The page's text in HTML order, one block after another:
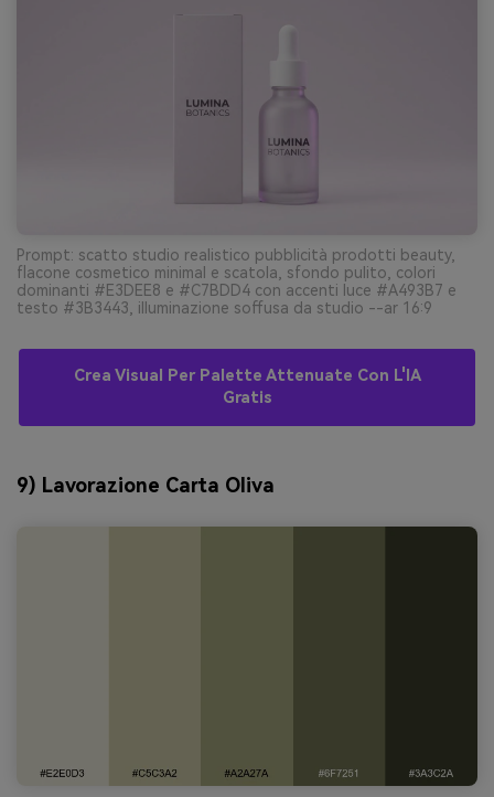
Prompt: scatto studio realistico pubblicità prodotti beauty,
flacone cosmetico minimal e scatola, sfondo pulito, colori
dominanti #E3DEE8 e #C7BDD4 con accenti luce #A493B7 e
testo #3B3443, illuminazione soffusa da studio --ar 16:9
Crea Visual Per Palette Attenuate Con L'IA
Gratis
9) Lavorazione Carta Oliva